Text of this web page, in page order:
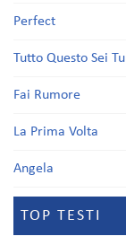
Perfect
Tutto Questo Sei Tu
Fai Rumore
La Prima Volta
Angela
TOP TESTI